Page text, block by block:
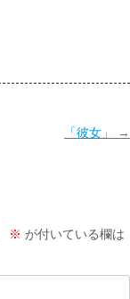
「彼女」 →
※ が付いている欄は